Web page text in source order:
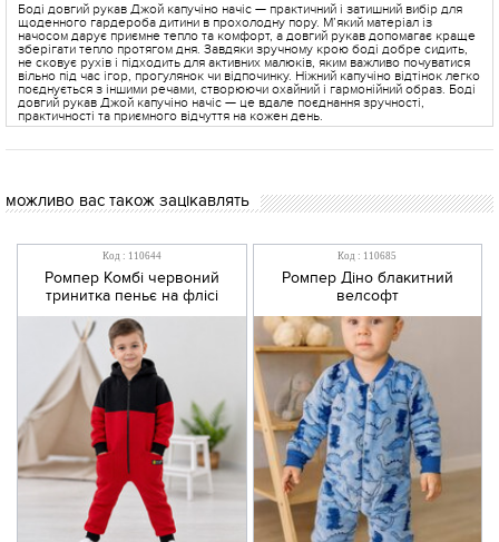
Боді довгий рукав Джой капучіно начіс — практичний і затишний вибір для
щоденного гардероба дитини в прохолодну пору. М’який матеріал із
начосом дарує приємне тепло та комфорт, а довгий рукав допомагає краще
зберігати тепло протягом дня. Завдяки зручному крою боді добре сидить,
не сковує рухів і підходить для активних малюків, яким важливо почуватися
вільно під час ігор, прогулянок чи відпочинку. Ніжний капучіно відтінок легко
поєднується з іншими речами, створюючи охайний і гармонійний образ. Боді
довгий рукав Джой капучіно начіс — це вдале поєднання зручності,
практичності та приємного відчуття на кожен день.
можливо вас також зацікавлять
Код : 110644
Ромпер Комбі червоний
тринитка пеньє на флісі
Код : 110685
Ромпер Діно блакитний
велсофт